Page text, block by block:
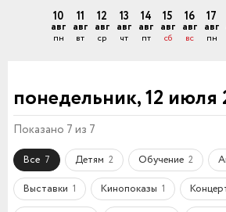
10
авг
пн
11
авг
вт
12
авг
ср
13
авг
чт
14
авг
пт
15
авг
сб
16
авг
вс
17
авг
пн
понедельник, 12 июля
Показано 7 из 7
Все 7 Детям 2 Обучение 2
Выставки 1 Кинопоказы 1